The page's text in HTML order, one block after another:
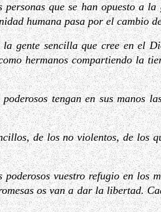
personas que se han opuesto a
humana pasa por el cambio
gente sencilla que cree en el
hermanos compartiendo la
tengan en sus manos
de los no violentos, de los
vuestro refugio en los
os van a dar la libertad.